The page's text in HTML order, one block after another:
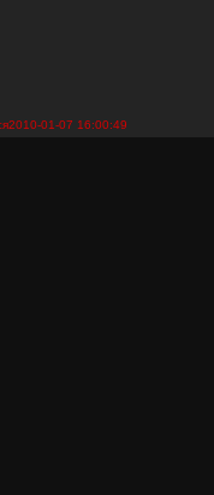
2010-01-07 16:00:49